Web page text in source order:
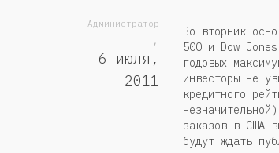
Администратор
,
6 июля,
2011
Во вторник
500 и Dow
годовых
инвесторы не
кредитного
заказов в США
будут ждать